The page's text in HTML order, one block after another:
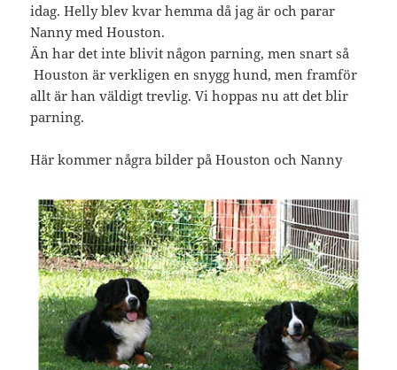
idag. Helly blev kvar hemma då jag är och parar
Nanny med Houston.
Än har det inte blivit någon parning, men snart så
Houston är verkligen en snygg hund, men framför
allt är han väldigt trevlig. Vi hoppas nu att det blir
parning.
Här kommer några bilder på Houston och Nanny